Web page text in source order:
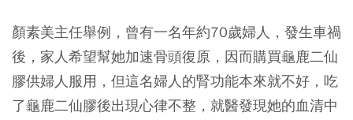
顏素美主任舉例，曾有一名年約70歲婦人，發生車禍
後，家人希望幫她加速骨頭復原，因而購買龜鹿二仙
膠供婦人服用，但這名婦人的腎功能本來就不好，吃
了龜鹿二仙膠後出現心律不整，就醫發現她的血清中